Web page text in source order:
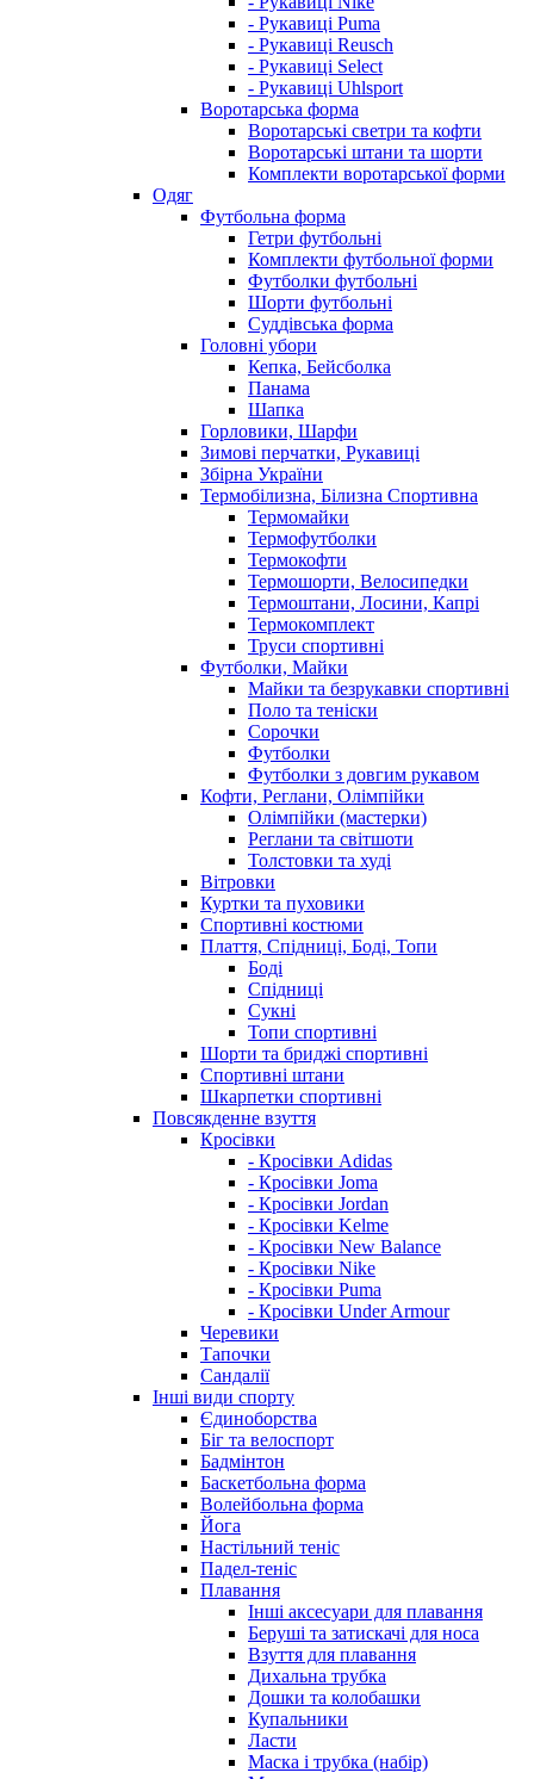
- Рукавиці Puma
- Рукавиці Reusch
- Рукавиці Select
- Рукавиці Uhlsport
Воротарська форма
Воротарські светри та кофти
Воротарські штани та шорти
Комплекти воротарської форми
Одяг
Футбольна форма
Гетри футбольні
Комплекти футбольної форми
Футболки футбольні
Шорти футбольні
Суддівська форма
Головні убори
Кепка, Бейсболка
Панама
Шапка
Горловики, Шарфи
Зимові перчатки, Рукавиці
Збірна України
Термобілизна, Білизна Спортивна
Термомайки
Термофутболки
Термокофти
Термошорти, Велосипедки
Термоштани, Лосини, Капрі
Термокомплект
Труси спортивні
Футболки, Майки
Майки та безрукавки спортивні
Поло та теніски
Сорочки
Футболки
Футболки з довгим рукавом
Кофти, Реглани, Олімпійки
Олімпійки (мастерки)
Реглани та світшоти
Толстовки та худі
Вітровки
Куртки та пуховики
Спортивні костюми
Плаття, Спідниці, Боді, Топи
Боді
Спідниці
Сукні
Топи спортивні
Шорти та бриджі спортивні
Спортивні штани
Шкарпетки спортивні
Повсякденне взуття
Кросівки
- Кросівки Adidas
- Кросівки Joma
- Кросівки Jordan
- Кросівки Kelme
- Кросівки New Balance
- Кросівки Nike
- Кросівки Puma
- Кросівки Under Armour
Черевики
Тапочки
Сандалії
Інші види спорту
Єдиноборства
Біг та велоспорт
Бадмінтон
Баскетбольна форма
Волейбольна форма
Йога
Настільний теніс
Падел-теніс
Плавання
Інші аксесуари для плавання
Беруші та затискачі для носа
Взуття для плавання
Дихальна трубка
Дошки та колобашки
Купальники
Ласти
Маска і трубка (набір)